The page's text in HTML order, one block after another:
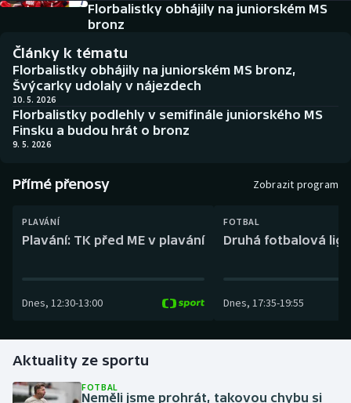
Baseball a softbal
Basketbal
Biatlon
Boby a skeleton
Box
Curling
Golf
Historické návraty
Aplikace ČT sport
AZ kvíz
Florbalistky obhájily na juniorském MS
bronz
Články k tématu
Florbalistky obhájily na juniorském MS bronz,
Švýcarky udolaly v nájezdech
10. 5. 2026
Florbalistky podlehly v semifinále juniorského MS
Finsku a budou hrát o bronz
9. 5. 2026
Přímé přenosy Zobrazit program
PLAVÁNÍ
Plavání: TK před ME v plavání
Dnes, 12:30-13:00
FOTBAL
Druhá fotbalová
Dnes, 17:35-19:55
Aktuality ze sportu
FOTBAL
Neměli jsme prohrát, takovou chybu si